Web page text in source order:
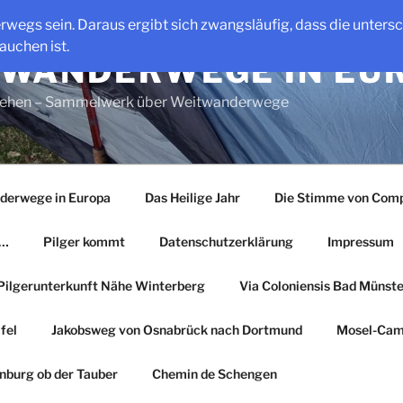
sein. Daraus ergibt sich zwangsläufig, dass die
ist.
IN
– Sammelwerk über Weitwanderwege
in Europa Das Heilige Jahr Die Stimme von
Pilger kommt Datenschutzerklärung Impressum
Nähe Winterberg Via Coloniensis Bad
Jakobsweg von Osnabrück nach Dortmund Mosel-
ob der Tauber Chemin de Schengen